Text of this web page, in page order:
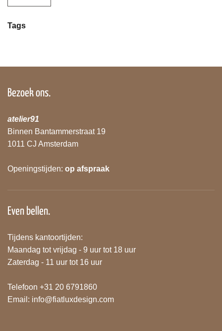
Tags
Bezoek ons.
atelier91
Binnen Bantammerstraat 19
1011 CJ Amsterdam
Openingstijden: op afspraak
Even bellen.
Tijdens kantoortijden:
Maandag tot vrijdag - 9 uur tot 18 uur
Zaterdag - 11 uur tot 16 uur
Telefoon +31 20 6791860
Email: info@fiatluxdesign.com